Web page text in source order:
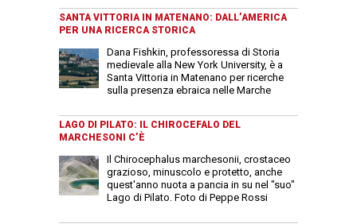
SANTA VITTORIA IN MATENANO: DALL’AMERICA
PER UNA RICERCA STORICA
Dana Fishkin, professoressa di Storia
medievale alla New York University, è a
Santa Vittoria in Matenano per ricerche
sulla presenza ebraica nelle Marche
LAGO DI PILATO: IL CHIROCEFALO DEL
MARCHESONI C’È
Il Chirocephalus marchesonii, crostaceo
grazioso, minuscolo e protetto, anche
quest'anno nuota a pancia in su nel "suo"
Lago di Pilato. Foto di Peppe Rossi